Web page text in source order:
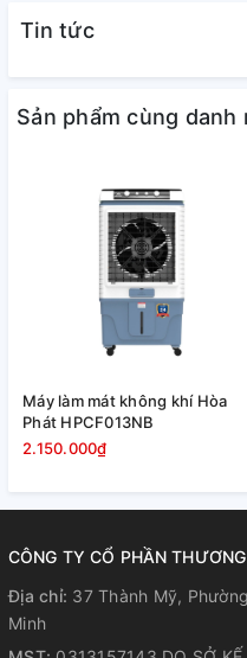
không khí
Công suất: 170W
Dung tích bình nươcs: 60L
Diện tích làm mát: 40m2
Số tấm làm mát: 3
Điều khiển: Cơ
Lưới lọc bụi: Có
Kích thước: 595 x 390 x
Bảo hành: 12 tháng
Tin tức
Sản phẩm cùng danh
Máy làm mát không khí Hòa
Phát HPCF013NB
2.150.000₫
CÔNG TY CỔ PHẦN
Địa chỉ: 37 Thành Mỹ,
Minh